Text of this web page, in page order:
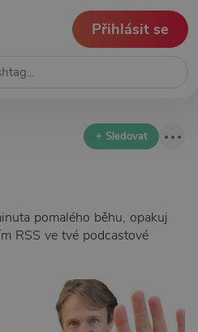
Přihlásit se
+ Sledovat
pomalého běhu, opakuj
RSS ve tvé podcastové